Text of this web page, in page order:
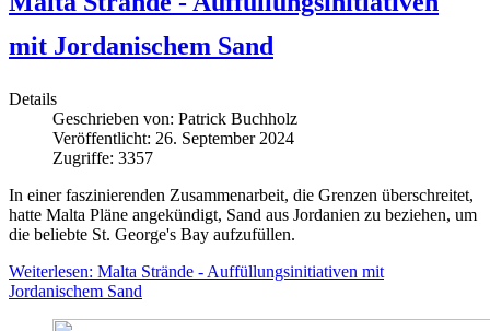
mit Jordanischem Sand
Details
Geschrieben von: Patrick Buchholz
Veröffentlicht: 26. September 2024
Zugriffe: 3357
In einer faszinierenden Zusammenarbeit, die Grenzen überschreitet,
hatte Malta Pläne angekündigt, Sand aus Jordanien zu beziehen, um
die beliebte St. George's Bay aufzufüllen.
Weiterlesen: Malta Strände - Auffüllungsinitiativen mit
Jordanischem Sand